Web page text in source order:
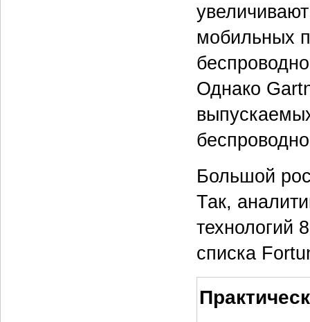
мобильных
Однако
Большой
Так,
технологий
списка